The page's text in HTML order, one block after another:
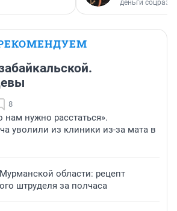
деньги
8
нам нужно расстаться».
уволили из клиники из-за мата в
области: рецепт
штруделя за полчаса